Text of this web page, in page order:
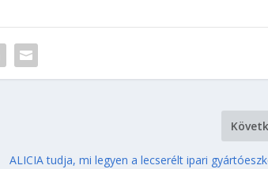
ALICIA tudja, mi legyen a lecserélt ipari